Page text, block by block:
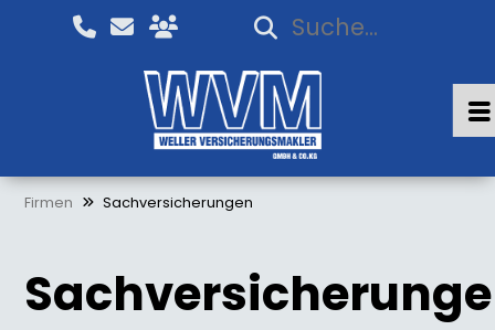
Firmen Sachversicherungen